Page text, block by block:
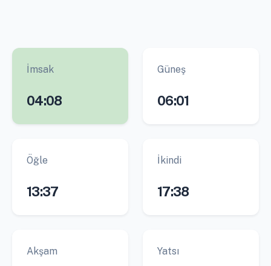
İmsak
04:08
Güneş
06:01
Öğle
13:37
İkindi
17:38
Akşam Yatsı